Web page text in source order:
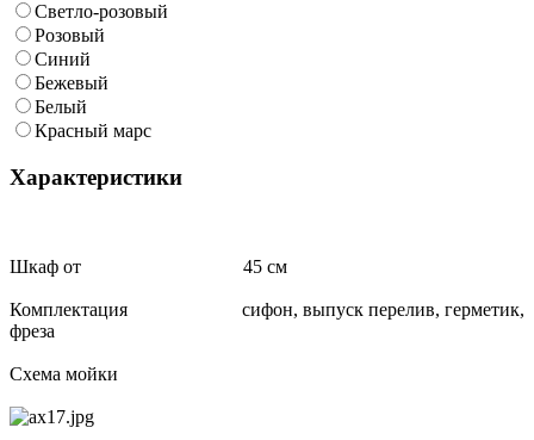
Светло-розовый
Розовый
Синий
Бежевый
Белый
Красный марс
Характеристики
Шкаф от 45 см
Комплектация сифон, выпуск перелив, герметик,
фреза
Схема мойки